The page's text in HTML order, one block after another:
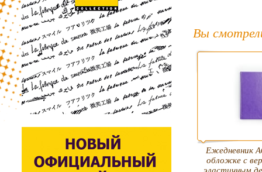
Вы
Ежедневник
обложке с